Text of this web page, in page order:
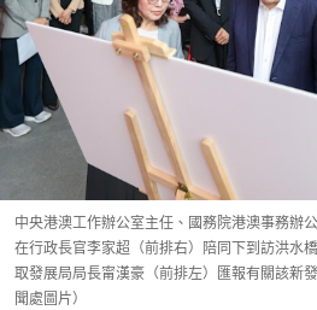
中央港澳工作辦公室主任、國務院港澳事務辦
在行政長官李家超（前排右）陪同下到訪洪水
取發展局局長甯漢豪（前排左）匯報有關該新
聞處圖片）